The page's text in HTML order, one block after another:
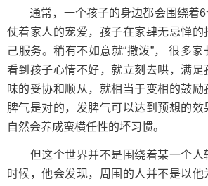
通常，一个孩子的身边都会围绕着6
仗着家人的宠爱，孩子在家肆无忌惮的
己服务。稍有不如意就“撒泼”， 很多
看到孩子心情不好，就立刻去哄，满足
味的妥协和顺从，就相当于变相的鼓励
脾气是对的，发脾气可以达到预想的
自然会养成蛮横任性的坏习惯。
但这个世界并不是围绕着某一个人
时候，他会发现，周围的人并不是以